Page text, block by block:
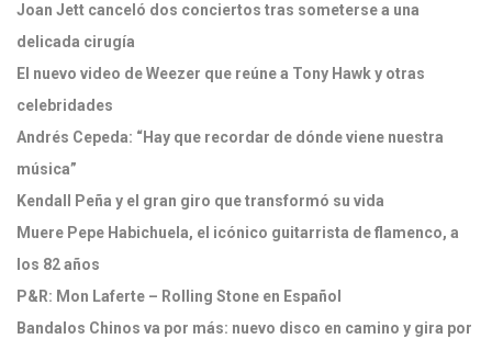
Joan Jett canceló dos conciertos tras someterse a una
delicada cirugía
El nuevo video de Weezer que reúne a Tony Hawk y otras
celebridades
Andrés Cepeda: “Hay que recordar de dónde viene nuestra
música”
Kendall Peña y el gran giro que transformó su vida
Muere Pepe Habichuela, el icónico guitarrista de flamenco, a
los 82 años
P&R: Mon Laferte – Rolling Stone en Español
Bandalos Chinos va por más: nuevo disco en camino y gira por